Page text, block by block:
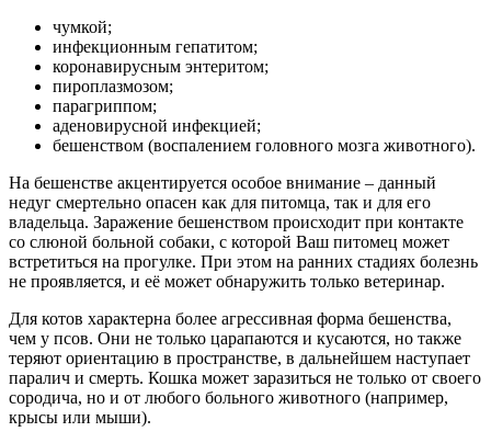
чумкой;
инфекционным гепатитом;
коронавирусным энтеритом;
пироплазмозом;
парагриппом;
аденовирусной инфекцией;
бешенством (воспалением головного мозга животного).
На бешенстве акцентируется особое внимание – данный
недуг смертельно опасен как для питомца, так и для его
владельца. Заражение бешенством происходит при контакте
со слюной больной собаки, с которой Ваш питомец может
встретиться на прогулке. При этом на ранних стадиях болезнь
не проявляется, и её может обнаружить только ветеринар.
Для котов характерна более агрессивная форма бешенства,
чем у псов. Они не только царапаются и кусаются, но также
теряют ориентацию в пространстве, в дальнейшем наступает
паралич и смерть. Кошка может заразиться не только от своего
сородича, но и от любого больного животного (например,
крысы или мыши).